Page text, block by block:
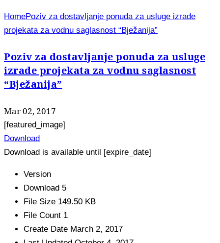
HomePoziv za dostavljanje ponuda za usluge izrade
projekata za vodnu saglasnost “Bježanija”
Poziv za dostavljanje ponuda za usluge
izrade projekata za vodnu saglasnost
“Bježanija”
Mar 02, 2017
[featured_image]
Download
Download is available until [expire_date]
Version
Download 5
File Size 149.50 KB
File Count 1
Create Date March 2, 2017